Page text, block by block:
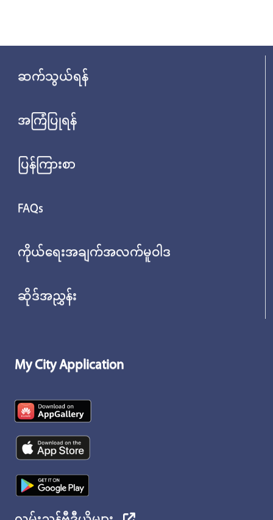
ဆက်သွယ်ရန်
အကြံပြုရန်
ပြန်ကြားစာ
FAQs
ကိုယ်ရေးအချက်အလက်မူဝါဒ
ဆိုဒ်အညွှန်း
My City Application